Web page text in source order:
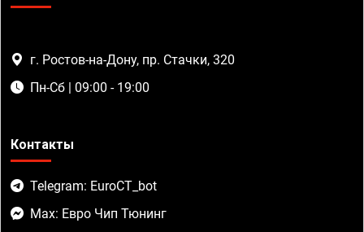
г. Ростов-на-Дону, пр. Стачки, 320
Пн-Сб | 09:00 - 19:00
Контакты
Telegram: EuroCT_bot
Max: Евро Чип Тюнинг